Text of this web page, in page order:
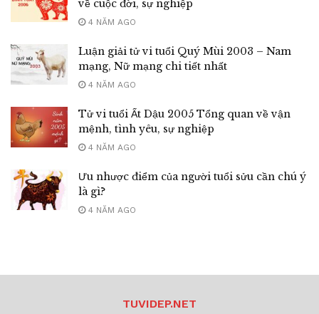
về cuộc đời, sự nghiệp
4 NĂM AGO
Luận giải tử vi tuổi Quý Mùi 2003 – Nam
mạng, Nữ mạng chi tiết nhất
4 NĂM AGO
Tử vi tuổi Ất Dậu 2005 Tổng quan về vận
mệnh, tình yêu, sự nghiệp
4 NĂM AGO
Ưu nhược điểm của người tuổi sửu cần chú ý
là gì?
4 NĂM AGO
TUVIDEP.NET